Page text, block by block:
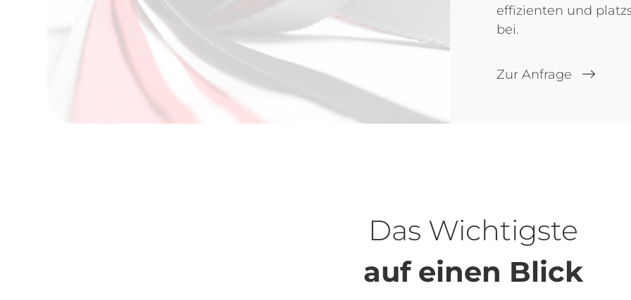
effizienten und
bei.
Zur Anfrage
Das Wichtigste
auf einen Blick